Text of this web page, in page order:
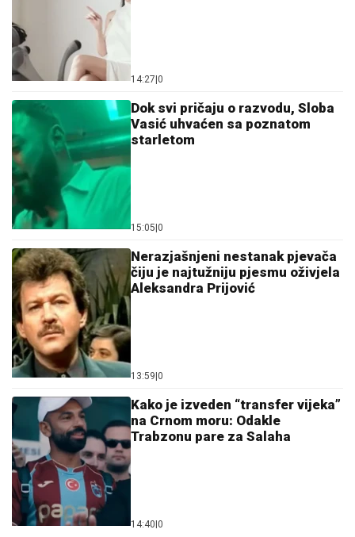
14:27 0
Dok svi pričaju o razvodu, Sloba
Vasić uhvaćen sa poznatom
starletom
15:05 0
Nerazjašnjeni nestanak pjevača
čiju je najtužniju pjesmu oživjela
Aleksandra Prijović
13:59 0
Kako je izveden “transfer vijeka”
na Crnom moru: Odakle
Trabzonu pare za Salaha
14:40 0